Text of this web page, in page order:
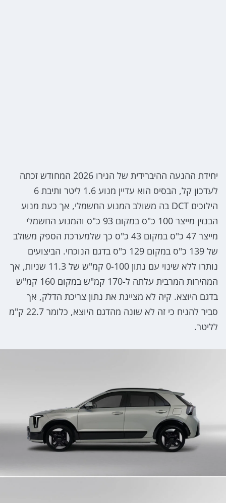
יחידת ההנעה ההיברידית של הנירו 2026 המחודש זכתה
לעדכון קל, הבסיס הוא עדיין מנוע 1.6 ליטר ותיבת 6
הילוכים DCT בה משולב המנוע החשמלי, אך כעת מנוע
הבנזין מייצר 100 כ"ס במקום 93 כ"ס והמנוע החשמלי
מייצר 47 כ"ס במקום 43 כ"ס כך שלמערכת הספק משולב
של 139 כ"ס במקום 129 כ"ס בדגם הנוכחי. הביצועים
נותרו ללא שינוי עם נתון 0-100 קמ"ש של 11.3 שניות, אך
המהירות המרבית עלתה ל-170 קמ"ש במקום 160 קמ"ש
בדגם היוצא. קיה לא מציינת את נתון צריכת הדלק, אך
סביר להניח כי זה לא שונה מהדגם היוצא, כלומר 22.7 ק"מ
לליטר.